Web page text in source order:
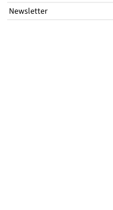
Newsletter